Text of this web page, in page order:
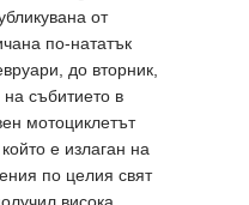
от
по-нататък
до вторник,
събитието в
мотоциклетът
е излаган на
по целия свят
висока